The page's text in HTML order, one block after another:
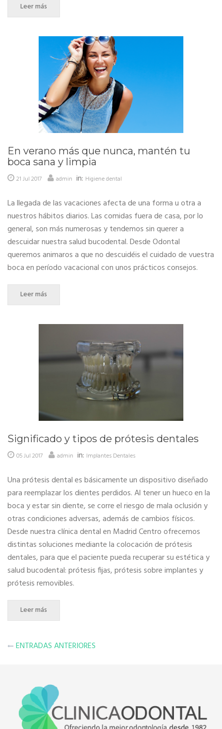
Leer más
En verano más que nunca, mantén tu
boca sana y limpia
21 Jul 2017 admin in: Higiene dental
La llegada de las vacaciones afecta de una forma u otra a
nuestros hábitos diarios. Las comidas fuera de casa, por lo
general, son más numerosas y tendemos sin querer a
descuidar nuestra salud bucodental. Desde Odontal
queremos animaros a que no descuidéis el cuidado de vuestra
boca en período vacacional con unos prácticos consejos.
Leer más
Significado y tipos de prótesis dentales
05 Jul 2017 admin in: Implantes Dentales
Una prótesis dental es básicamente un dispositivo diseñado
para reemplazar los dientes perdidos. Al tener un hueco en la
boca y estar sin diente, se corre el riesgo de mala oclusión y
otras condiciones adversas, además de cambios físicos.
Desde nuestra clínica dental en Madrid Centro ofrecemos
distintas soluciones mediante la colocación de prótesis
dentales, para que el paciente pueda recuperar su estética y
salud bucodental: prótesis fijas, prótesis sobre implantes y
prótesis removibles.
Leer más
Navegación
ENTRADAS ANTERIORES